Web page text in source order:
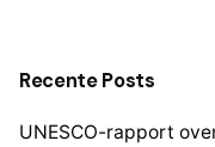
Recente Posts
UNESCO-rapport